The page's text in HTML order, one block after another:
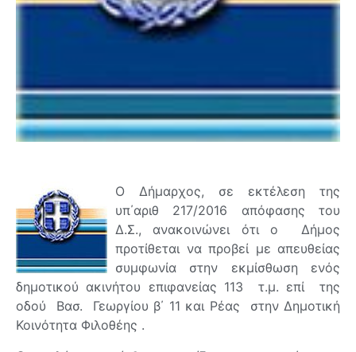
Ο Δήμαρχος, σε εκτέλεση της
υπ΄αριθ 217/2016 απόφασης του
Δ.Σ., ανακοινώνει ότι ο Δήμος
προτίθεται να προβεί με απευθείας
συμφωνία στην εκμίσθωση ενός
δημοτικού ακινήτου επιφανείας 113 τ.μ. επί της
οδού Βασ. Γεωργίου β΄ 11 και Ρέας στην Δημοτική
Κοινότητα Φιλοθέης .